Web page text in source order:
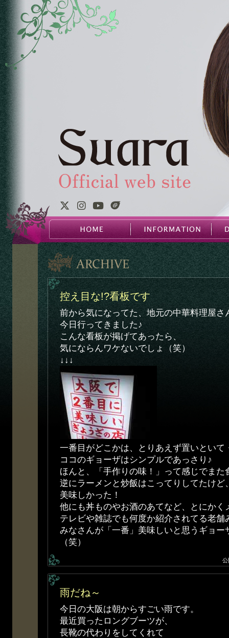
控え目な!?看板です
前から気になってた、地元の中華料理屋さ
今日行ってきました♪
こんな看板が掲げてあったら、
気にならんワケないでしょ（笑）
↓↓↓
一番目がどこかは、とりあえず置いといて
ココのギョーザはシンプルであっさり♪
ほんと、「手作りの味！」って感じでまた
逆にラーメンと炒飯はこってりしてたけど
美味しかった！
他にも丼ものやお酒のあてなど、とにかく
テレビや雑誌でも何度か紹介されてる老
みなさんが「一番」美味しいと思うギョー
（笑）
公
雨だね～
今日の大阪は朝からすごい雨です。
最近買ったロングブーツが、
長靴の代わりをしてくれて